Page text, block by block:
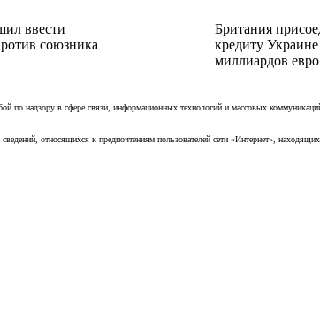
ввести
союзника
Британия
кредиту
миллиардов евро
надзору в сфере связи, информационных технологий и массовых
относящихся к предпочтениям пользователей сети «Интернет»,